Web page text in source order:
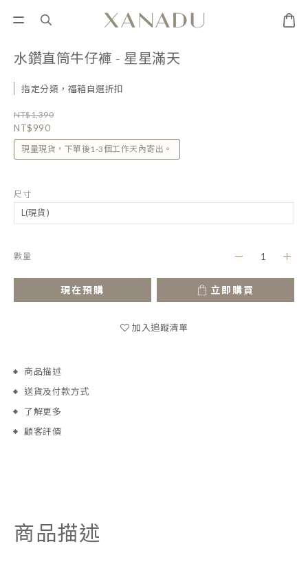
水鑽直筒牛仔褲 - 星星滿天
指定分類，福箱自選折扣
NT$1,390
NT$990
現量現貨，下單後1-3個工作天內寄出。
尺寸
數量
現在預購 立即購買
加入追蹤清單
商品描述
送貨及付款方式
了解更多
顧客評價
商品描述